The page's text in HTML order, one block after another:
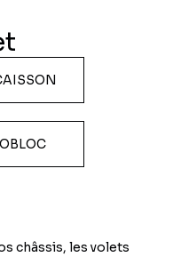
châssis, les volets